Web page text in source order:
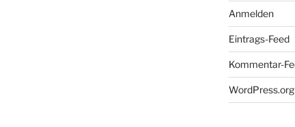
Anmelden
Eintrags-Feed
Kommentar-
WordPress.org